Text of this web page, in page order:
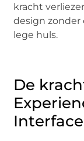
kracht
design zonder
lege huls.
De